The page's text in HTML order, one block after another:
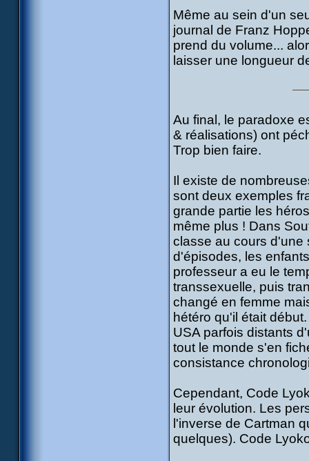
Même au sein d'un
journal de Franz
prend du volume...
laisser une longueur
Au final, le paradoxe
& réalisations) ont
Trop bien faire.
Il existe de
sont deux exemples
grande partie les
même plus ! Dans
classe au cours d'une
d'épisodes, les
professeur a eu le
transsexuelle, puis
changé en femme
hétéro qu'il était
USA parfois distants
tout le monde s'en
consistance
Cependant, Code
leur évolution. Les
l'inverse de Cartman
quelques). Code